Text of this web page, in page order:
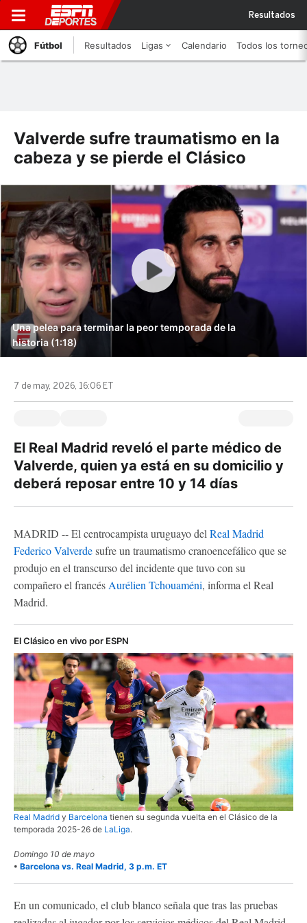
Resultados
Fútbol Resultados Ligas Calendario Todos los
Valverde sufre traumatismo en la
cabeza y se pierde el Clásico
Una pelea para terminar la peor temporada de la
historia (1:18)
7 de may, 2026, 16:06 ET
El Real Madrid reveló el parte médico de
Valverde, quien ya está en su domicilio y
deberá reposar entre 10 y 14 días
MADRID -- El centrocampista uruguayo del Real Madrid
Federico Valverdesufre un traumatismo cranoencefálico que se
produjo en el transcurso del incidente que tuvo con su
compañero el francés Aurélien Tchouaméni, informa el Real
Madrid.
El Clásico en vivo por ESPN
Real Madrid y Barcelona tienen su segunda vuelta en el Clásico de la
temporada 2025-26 de LaLiga.
Domingo 10 de mayo
• Barcelona vs. Real Madrid, 3 p.m. ET
En un comunicado, el club blanco señala que tras las pruebas